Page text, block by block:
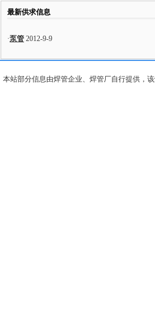
最新供求信息
·泵管 2012-9-9
本站部分信息由焊管企业、焊管厂自行提供，